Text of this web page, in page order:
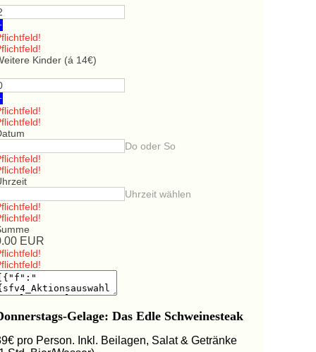
Kinder (á 14€)
Do oder So
Uhrzeit wählen
EUR
Gelage: Das Edle Schweinesteak
pro Person. Inkl. Beilagen, Salat & Getränke